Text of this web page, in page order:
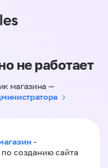
не работает
магазина —
-
созданию сайта